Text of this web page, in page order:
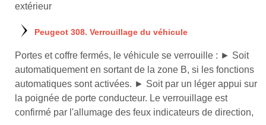
extérieur
Peugeot 308. Verrouillage du véhicule
Portes et coffre fermés, le véhicule se verrouille : ► Soit
automatiquement en sortant de la zone B, si les fonctions
automatiques sont activées. ► Soit par un léger appui sur
la poignée de porte conducteur. Le verrouillage est
confirmé par l'allumage des feux indicateurs de direction,